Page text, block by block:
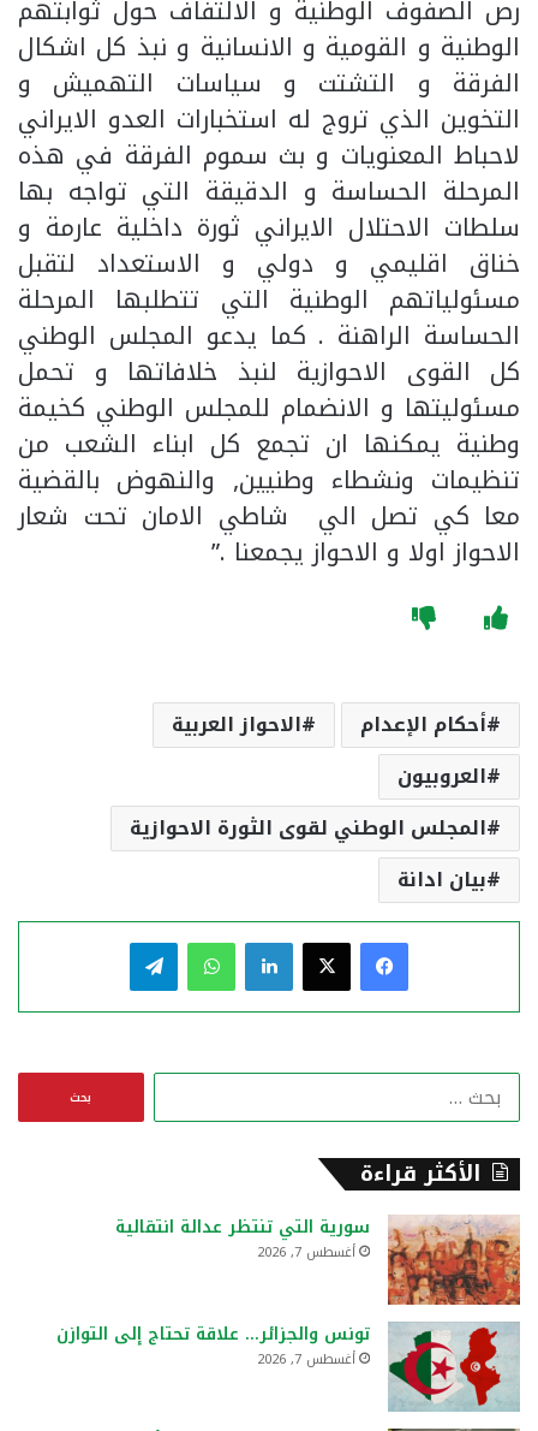
رص الصفوف الوطنية و الالتفاف حول ثوابتهم
الوطنية و القومية و الانسانية و نبذ كل اشكال
الفرقة و التشتت و سياسات التهميش و
التخوين الذي تروج له استخبارات العدو الايراني
لاحباط المعنويات و بث سموم الفرقة في هذه
المرحلة الحساسة و الدقيقة التي تواجه بها
سلطات الاحتلال الايراني ثورة داخلية عارمة و
خناق اقليمي و دولي و الاستعداد لتقبل
مسئولياتهم الوطنية التي تتطلبها المرحلة
الحساسة الراهنة . كما يدعو المجلس الوطني
كل القوى الاحوازية لنبذ خلافاتها و تحمل
مسئوليتها و الانضمام للمجلس الوطني كخيمة
وطنية يمكنها ان تجمع كل ابناء الشعب من
تنظيمات ونشطاء وطنيين, والنهوض بالقضية
معا كي تصل الي شاطي الامان تحت شعار
الاحواز اولا و الاحواز يجمعنا .”
أحكام الإعدام
الاحواز العربية
العروبيون
المجلس الوطني لقوى الثورة الاحوازية
بيان ادانة
فيسبوك لينكدإن واتساب
ن
الأكثر قراءة
سورية التي تنتظر عدالة انتقالية
أغسطس 7, 2026
تونس والجزائر… علاقة تحتاج إلى التوازن
أغسطس 7, 2026